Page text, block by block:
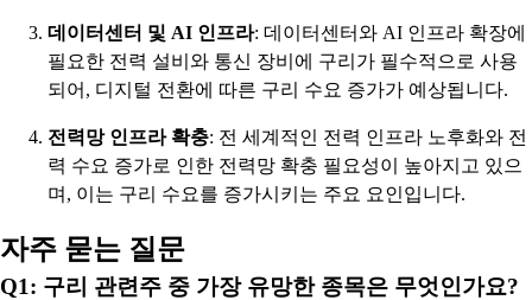
데이터센터 및 AI 인프라: 데이터센터와 AI 인프라 확장에
필요한 전력 설비와 통신 장비에 구리가 필수적으로 사용
되어, 디지털 전환에 따른 구리 수요 증가가 예상됩니다.
전력망 인프라 확충: 전 세계적인 전력 인프라 노후화와 전
력 수요 증가로 인한 전력망 확충 필요성이 높아지고 있으
며, 이는 구리 수요를 증가시키는 주요 요인입니다.
자주 묻는 질문
Q1: 구리 관련주 중 가장 유망한 종목은 무엇인가요?